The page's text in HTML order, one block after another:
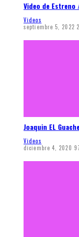
Video de Estreno
Videos
septiembre 5, 2022
Joaquin EL
Videos
diciembre 4, 2020